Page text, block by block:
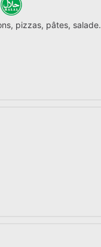
pizzas, pâtes, salade.